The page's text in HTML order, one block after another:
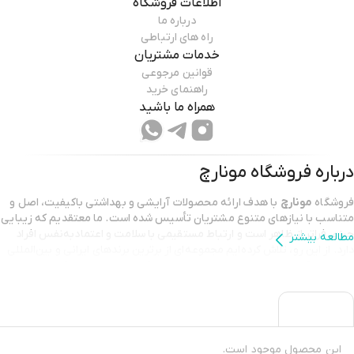
این محصول موجود است.
اطلاعات فروشگاه
درباره ما
راه های ارتباطی
خدمات مشتریان
قوانین مرجوعی
راهنمای خرید
همراه ما باشید
درباره فروشگاه مونارچ
فروشگاه مونارچ با هدف ارائه محصولات آرایشی و بهداشتی باکیفیت، اصل و
متناسب با نیازهای متنوع مشتریان تأسیس شده است. ما معتقدیم که زیبایی
چیزی فراتر از ظاهر است و ارتباط مستقیمی با سلامت و اعتمادبه‌نفس افراد
دارد. از این رو، تلاش کرده‌ایم مجموعه‌ای از برترین برندهای ایرانی و بین‌المللی
مطالعه بیشتر